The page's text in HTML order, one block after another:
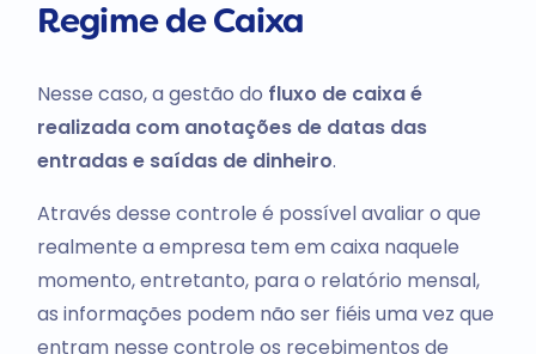
Regime de Caixa
Nesse caso, a gestão do fluxo de caixa é
realizada com anotações de datas das
entradas e saídas de dinheiro.
Através desse controle é possível avaliar o que
realmente a empresa tem em caixa naquele
momento, entretanto, para o relatório mensal,
as informações podem não ser fiéis uma vez que
entram nesse controle os recebimentos de